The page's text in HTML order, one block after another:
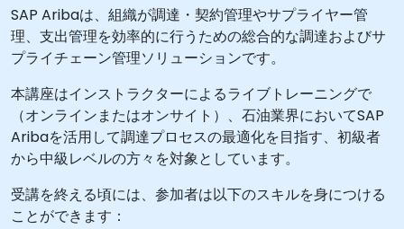
SAP Aribaは、組織が調達・契約管理やサプライヤー管
理、支出管理を効率的に行うための総合的な調達およびサ
プライチェーン管理ソリューションです。
本講座はインストラクターによるライブトレーニングで
（オンラインまたはオンサイト）、石油業界においてSAP
Aribaを活用して調達プロセスの最適化を目指す、初級者
から中級レベルの方々を対象としています。
受講を終える頃には、参加者は以下のスキルを身につける
ことができます：